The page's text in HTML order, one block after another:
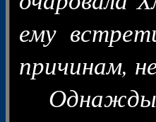
ему
причинам,
Однажды